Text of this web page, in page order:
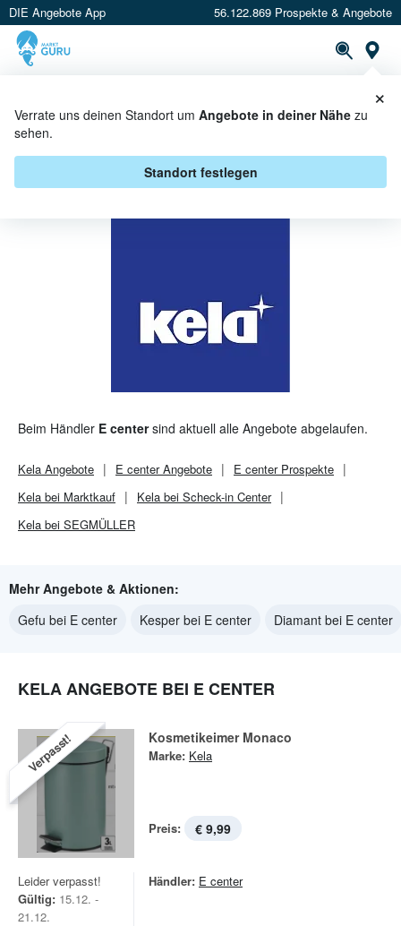
DIE Angebote App 56.122.869 Prospekte & Angebote
Verrate uns deinen Standort um Angebote in deiner Nähe zu
sehen.
Standort festlegen
×
KELA BEI E CENTER - ANGEBOTE
& AKTIONEN
Beim Händler E centersind aktuell alle Angebote abgelaufen.
Kela Angebote E centerAngebote E centerProspekte
Kela bei Marktkauf
Kela bei Scheck-in Center
Kela bei SEGMÜLLER
Mehr Angebote & Aktionen:
Gefu bei E center
Kesper bei E center Diamant bei E center
KELA ANGEBOTE BEI E CENTER
Verpasst! Kosmetikeimer Monaco
Marke: Kela
Preis: € 9,99
Leider verpasst!
Gültig: 15.12. -
21.12.
Händler: E center